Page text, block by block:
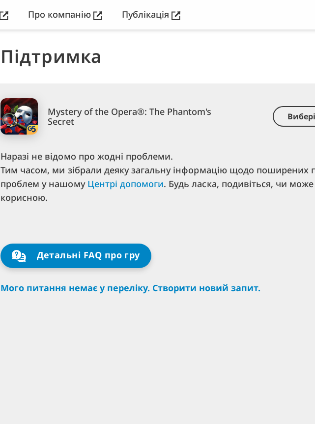
Про компанію Публікація
Підтримка
Mystery of the Opera®: The Phantom's
Secret
Наразі не відомо про жодні проблеми.
Тим часом, ми зібрали деяку загальну інформацію щодо поширених
проблем у нашому Центрі допомоги. Будь ласка, подивіться, чи
корисною.
Детальні FAQ про гру
Мого питання немає у переліку. Створити новий запит.